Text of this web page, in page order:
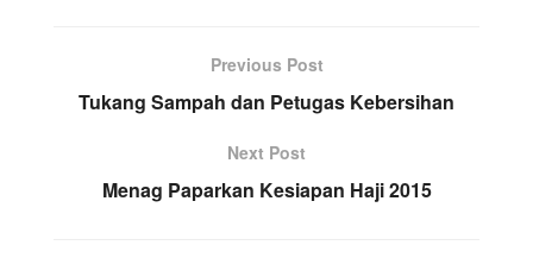
Previous Post
Tukang Sampah dan Petugas Kebersihan
Next Post
Menag Paparkan Kesiapan Haji 2015